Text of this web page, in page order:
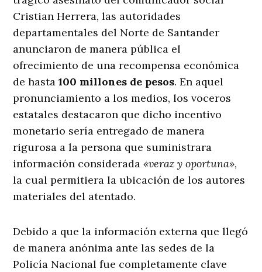
Cristian Herrera, las autoridades
departamentales del Norte de Santander
anunciaron de manera pública el
ofrecimiento de una recompensa económica
de hasta100 millones de pesos. En aquel
pronunciamiento a los medios, los voceros
estatales destacaron que dicho incentivo
monetario sería entregado de manera
rigurosa a la persona que suministrara
información considerada«veraz y oportuna»,
la cual permitiera la ubicación de los autores
materiales del atentado.
Debido a que la información externa que llegó
de manera anónima ante las sedes de la
Policía Nacional fue completamente clave